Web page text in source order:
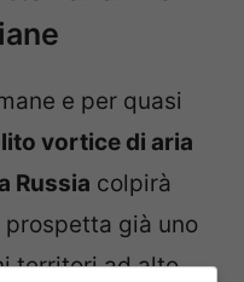
e per quasi
vortice di aria
Russia colpirà
già uno
territori ad alto